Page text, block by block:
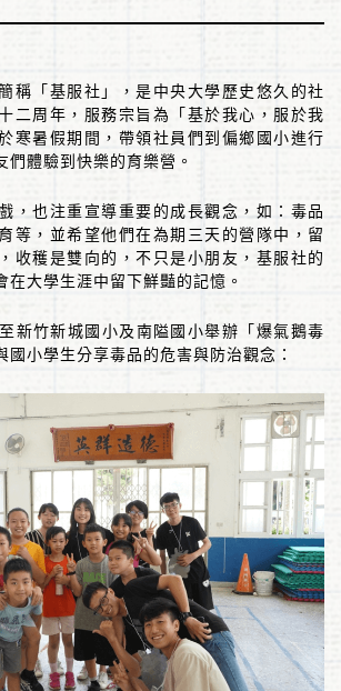
稱「基服社」，是中央大學歷史悠久的社
二周年，服務宗旨為「基於我心，服於我
寒暑假期間，帶領社員們到偏鄉國小進行
們體驗到快樂的育樂營。
，也注重宣導重要的成長觀念，如：毒品
等，並希望他們在為期三天的營隊中，留
收穫是雙向的，不只是小朋友，基服社的
在大學生涯中留下鮮豔的記憶。
新竹新城國小及南隘國小舉辦「爆氣鵝毒
國小學生分享毒品的危害與防治觀念：